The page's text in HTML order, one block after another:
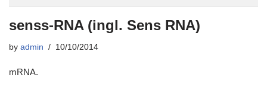
senss-RNA (ingl. Sens RNA)
by admin 10/10/2014
mRNA.